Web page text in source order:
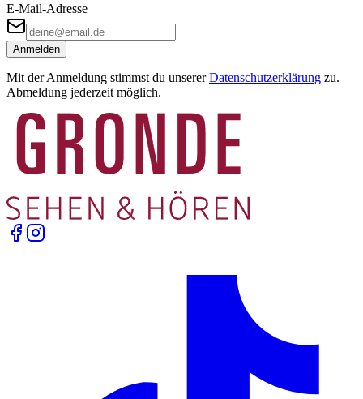
E-Mail-Adresse
Anmelden
Mit der Anmeldung stimmst du unserer Datenschutzerklärung zu.
Abmeldung jederzeit möglich.